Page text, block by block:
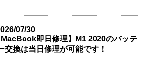
07/30
MacBook即日修理】M1 2020のバッテ
交換は当日修理が可能です！